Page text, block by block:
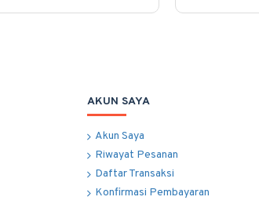
AKUN SAYA
Akun Saya
Riwayat Pesanan
Daftar Transaksi
Konfirmasi Pembayaran